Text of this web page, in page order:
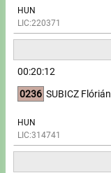
HUN
LIC:220371
00:20:12
0236 SUBICZ Flórián
HUN
LIC:314741